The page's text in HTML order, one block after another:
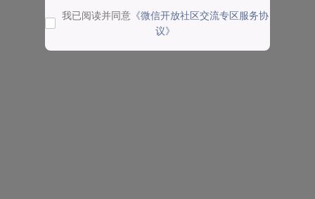
我已阅读并同意 《微信开放社区交流专区服务协
议》